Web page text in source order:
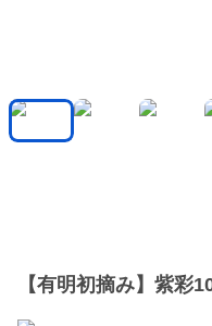
【有明初摘み】紫彩